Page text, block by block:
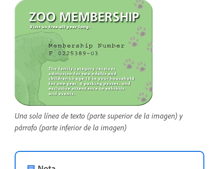
Una sola línea de texto (parte superior de la imagen) y
párrafo (parte inferior de la imagen)